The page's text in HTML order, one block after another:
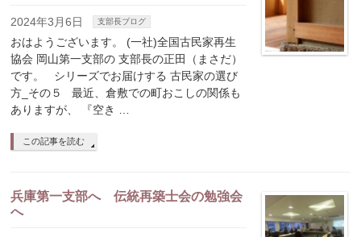
2024年3月6日 支部長ブログ
おはようございます。 (一社)全国古民家再生
協会 岡山第一支部の 支部長の正田（まさだ）
です。 シリーズでお届けする 古民家の選び
方_その５ 最近、倉敷での町おこしの関係も
ありますが、 『空き …
この記事を読む
兵庫第一支部へ 伝統再築士会の勉強会
へ